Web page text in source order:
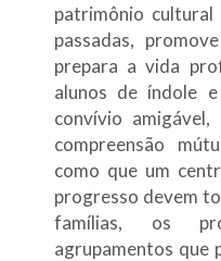
patrimônio cultural
passadas,
prepara a vida
alunos de índole
convívio
compreensão
como que um
progresso devem
famílias, os
agrupamentos que